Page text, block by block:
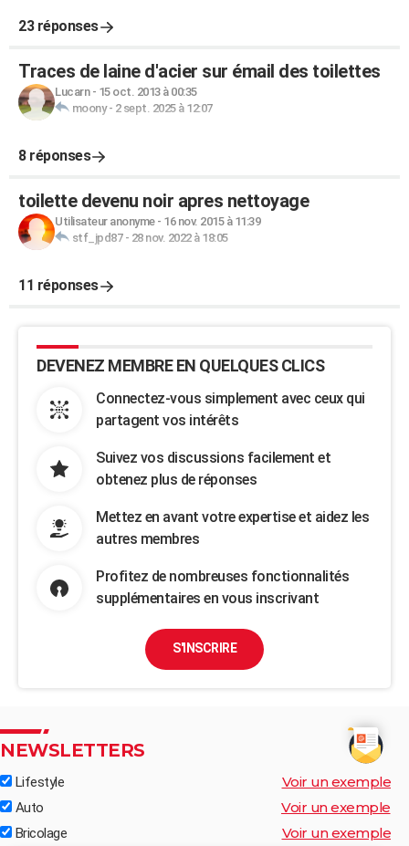
23 réponses
Traces de laine d'acier sur émail des toilettes
Lucarn- 15 oct. 2013 à 00:35
moony- 2 sept. 2025 à 12:07
8 réponses
toilette devenu noir apres nettoyage
Utilisateur anonyme- 16 nov. 2015 à 11:39
stf_jpd87- 28 nov. 2022 à 18:05
11 réponses
DEVENEZ MEMBRE EN QUELQUES CLICS
Connectez-vous simplement avec ceux qui
partagent vos intérêts
Suivez vos discussions facilement et
obtenez plus de réponses
Mettez en avant votre expertise et aidez les
autres membres
Profitez de nombreuses fonctionnalités
supplémentaires en vous inscrivant
S'INSCRIRE
NEWSLETTERS
Lifestyle Voir un exemple
Auto Voir un exemple
Bricolage Voir un exemple